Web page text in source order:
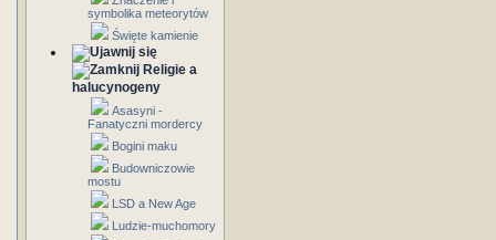
symbolika meteorytów
Święte kamienie
Religie a
halucynogeny
Asasyni -
Fanatyczni mordercy
Bogini maku
Budowniczowie
mostu
LSD a New Age
Ludzie-muchomory